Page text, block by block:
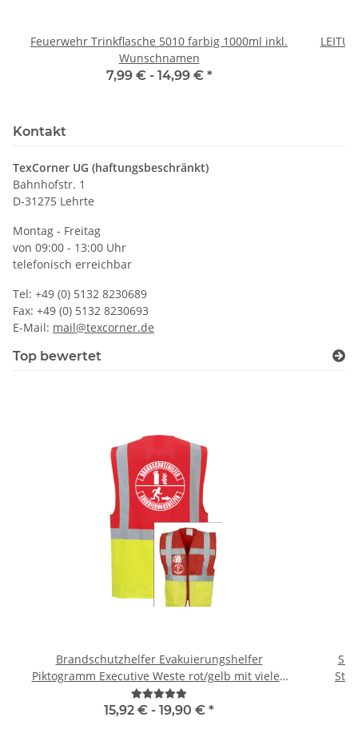
Feuerwehr Trinkflasche 5010 farbig 1000ml inkl.
Wunschnamen
7,99 € - 14,99 € *
Kontakt
TexCorner UG (haftungsbeschränkt)
Bahnhofstr. 1
D-31275 Lehrte
Montag - Freitag
von 09:00 - 13:00 Uhr
telefonisch erreichbar
Tel: +49 (0) 5132 8230689
Fax: +49 (0) 5132 8230693
E-Mail: mail@texcorner.de
Top bewertet
Brandschutzhelfer Evakuierungshelfer
Piktogramm Executive Weste rot/gelb mit vielen
Taschen S-3XL
15,92 € - 19,90 € *